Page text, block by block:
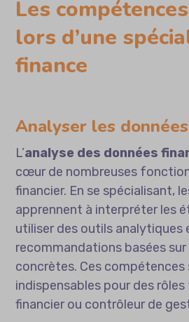
Les
lors d’une
finance
Analyser les
L’analyse des données
cœur de nombreuses
financier. En se spécialisant,
apprennent à interpréter les
utiliser des outils analytiques
recommandations basées
concrètes. Ces compétences
indispensables pour des rôles
financier ou contrôleur de